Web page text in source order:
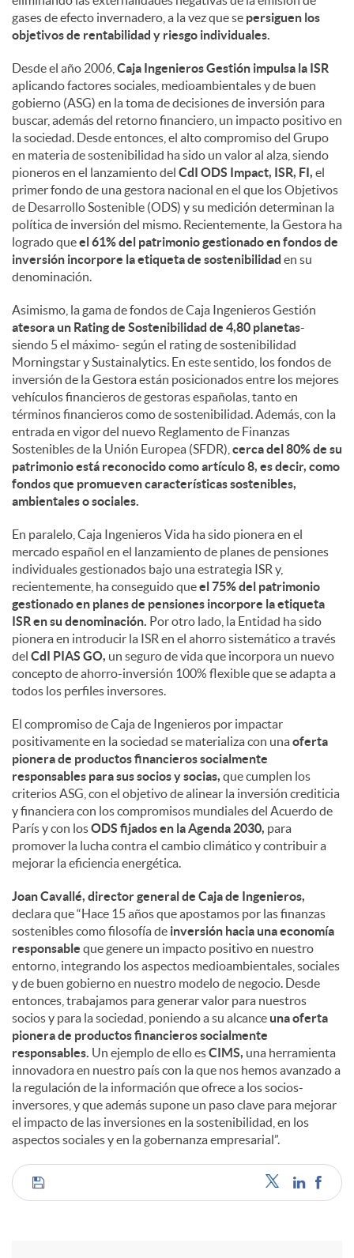
gases de efecto invernadero, a la vez que se persiguen los
objetivos de rentabilidad y riesgo individuales.
Desde el año 2006, Caja Ingenieros Gestión impulsa la ISR
aplicando factores sociales, medioambientales y de buen
gobierno (ASG) en la toma de decisiones de inversión para
buscar, además del retorno financiero, un impacto positivo en
la sociedad. Desde entonces, el alto compromiso del Grupo
en materia de sostenibilidad ha sido un valor al alza, siendo
pioneros en el lanzamiento del CdI ODS Impact, ISR, FI, el
primer fondo de una gestora nacional en el que los Objetivos
de Desarrollo Sostenible (ODS) y su medición determinan la
política de inversión del mismo. Recientemente, la Gestora ha
logrado queel 61% del patrimonio gestionado en fondos de
inversión incorpore la etiqueta de sostenibilidad en su
denominación.
Asimismo, la gama de fondos de Caja Ingenieros Gestión
atesora un Rating de Sostenibilidad de 4,80 planetas-
siendo 5 el máximo- según el rating de sostenibilidad
Morningstar y Sustainalytics. En este sentido, los fondos de
inversión de la Gestora están posicionados entre los mejores
vehículos financieros de gestoras españolas, tanto en
términos financieros como de sostenibilidad. Además, con la
entrada en vigor del nuevo Reglamento de Finanzas
Sostenibles de la Unión Europea (SFDR), cerca del 80% de su
patrimonio está reconocido como artículo 8, es decir, como
fondos que promueven características sostenibles,
ambientales o sociales.
En paralelo, Caja Ingenieros Vida ha sido pionera en el
mercado español en el lanzamiento de planes de pensiones
individuales gestionados bajo una estrategia ISR y,
recientemente, ha conseguido queel 75% del patrimonio
gestionado en planes de pensiones incorpore la etiqueta
ISR en su denominación. Por otro lado, la Entidad ha sido
pionera en introducir la ISR en el ahorro sistemático a través
del CdI PIAS GO, un seguro de vida que incorpora un nuevo
concepto de ahorro-inversión 100% flexible que se adapta a
todos los perfiles inversores.
El compromiso de Caja de Ingenieros por impactar
positivamente en la sociedad se materializa con unaoferta
pionera de productos financieros socialmente
responsables para sus socios y socias, que cumplen los
criterios ASG, con el objetivo de alinear la inversión crediticia
y financiera con los compromisos mundiales del Acuerdo de
París y con losODS fijados en la Agenda 2030, para
promover la lucha contra el cambio climático y contribuir a
mejorar la eficiencia energética.
Joan Cavallé, director general de Caja de Ingenieros,
declara que “Hace 15 años que apostamos por las finanzas
sostenibles como filosofía de inversión hacia una economía
responsable que genere un impacto positivo en nuestro
entorno, integrando los aspectos medioambientales, sociales
y de buen gobierno en nuestro modelo de negocio. Desde
entonces, trabajamos para generar valor para nuestros
socios y para la sociedad, poniendo a su alcance una oferta
pionera de productos financieros socialmente
responsables. Un ejemplo de ello esCIMS, una herramienta
innovadora en nuestro país con la que nos hemos avanzado a
la regulación de la información que ofrece a los socios-
inversores, y que además supone un paso clave para mejorar
el impacto de las inversiones en la sostenibilidad, en los
aspectos sociales y en la gobernanza empresarial”.
C